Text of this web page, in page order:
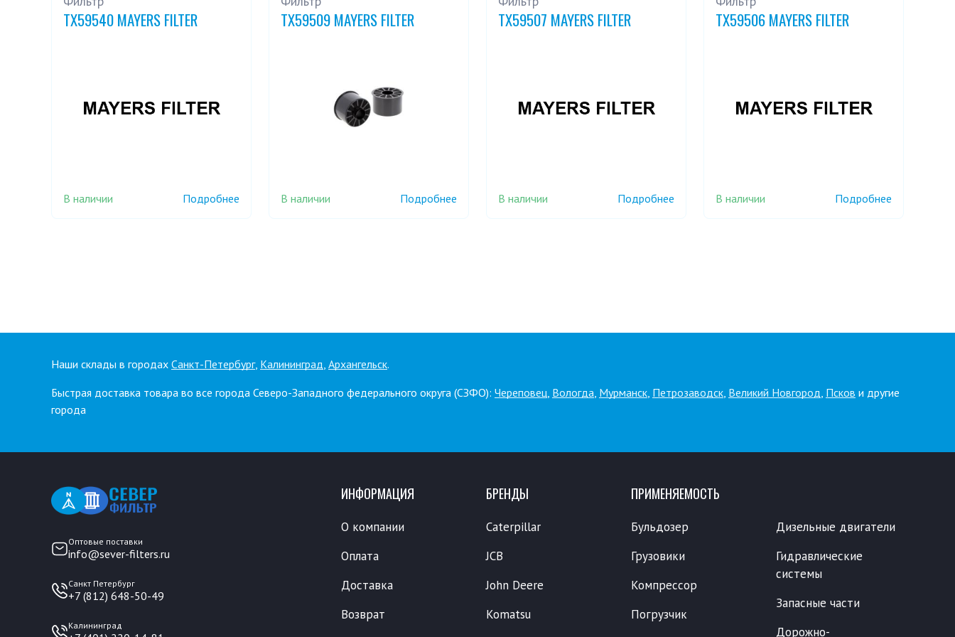
TX59540 MAYERS FILTER
В наличии Подробнее
TX59509 MAYERS FILTER
В наличии Подробнее
TX59507 MAYERS FILTER
В наличии Подробнее
TX59506 MAYERS FILTER
В наличии Подробнее
Наши склады в городах Санкт-Петербург, Калининград, Архангельск.
Быстрая доставка товара во все города Северо-Западного федерального округа (СЗФО): Череповец, Вологда, Мурманск, Петрозаводск, Великий Новгород, Псков и другие
города
Оптовые поставки
info@sever-filters.ru
Санкт Петербург
+7 (812) 648-50-49
Калининград
ИНФОРМАЦИЯ
О компании
Оплата
Доставка
Возврат
БРЕНДЫ
Caterpillar
JCB
John Deere
Komatsu
ПРИМЕНЯЕМОСТЬ
Бульдозер
Грузовики
Компрессор
Погрузчик
Дизельные двигатели
Гидравлические
системы
Запасные части
Дорожно-